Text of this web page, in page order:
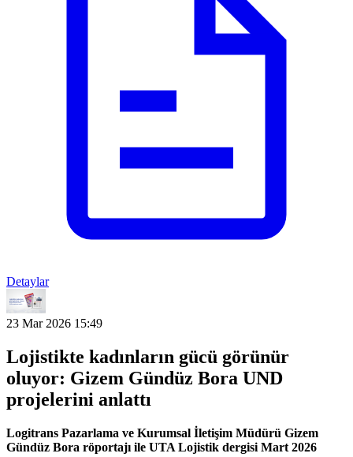
Detaylar
23 Mar 2026 15:49
Lojistikte kadınların gücü görünür
oluyor: Gizem Gündüz Bora UND
projelerini anlattı
Logitrans Pazarlama ve Kurumsal İletişim Müdürü Gizem
Gündüz Bora röportajı ile UTA Lojistik dergisi Mart 2026